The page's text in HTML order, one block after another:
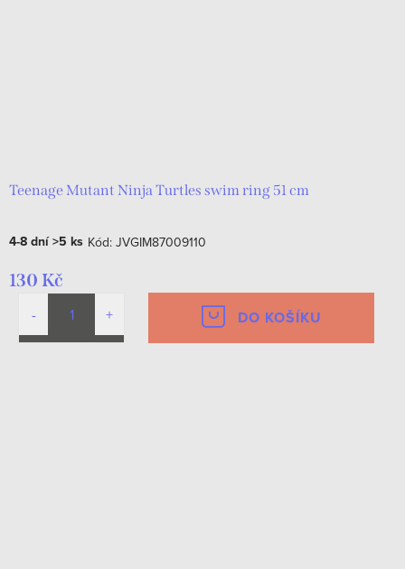
Teenage Mutant Ninja Turtles swim ring 51 cm
4-8 dní>5 ks Kód: JVGIM87009110
130 Kč
DO KOŠÍKU